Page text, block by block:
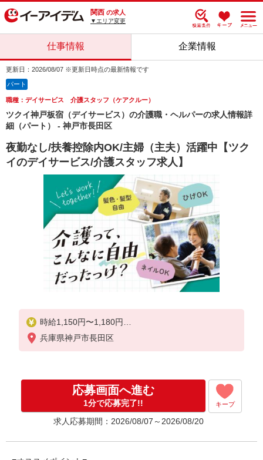
関西 の求人
▼エリア変更
仕事情報 企業情報
更新日：2026/08/07 ※更新日時点の最新情報です
パート
職種：デイサービス 介護スタッフ（ケアクルー）
ツクイ神戸板宿（デイサービス）の介護職・ヘルパーの求人情報詳
細（パート） - 神戸市長田区
夜勤なし/扶養控除内OK/主婦（主夫）活躍中【ツク
イのデイサービス/介護スタッフ求人】
時給1,150円〜1,180円
★土日祝日は時給100円アップ！
兵庫県神戸市長田区
応募画面へ進む
1分で応募完了!! キープ
求人応募期間：2026/08/07～2026/08/20